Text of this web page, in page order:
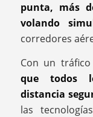
punta, más
volando
corredores
Con un
que todos
distancia
las